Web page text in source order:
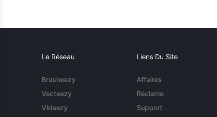
Le Réseau
Brusheezy
Vecteezy
Videezy
Liens Du Site
Affaires
Réclame
Support